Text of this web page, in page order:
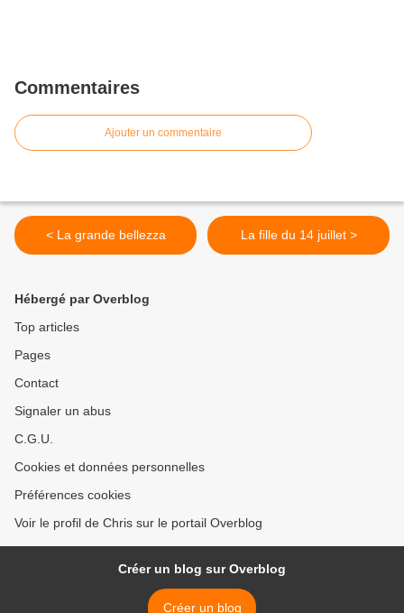
Commentaires
Ajouter un commentaire
< La grande bellezza La fille du 14 juillet >
Hébergé par Overblog
Top articles
Pages
Contact
Signaler un abus
C.G.U.
Cookies et données personnelles
Préférences cookies
Voir le profil de Chris sur le portail Overblog
Créer un blog sur Overblog
Créer un blog